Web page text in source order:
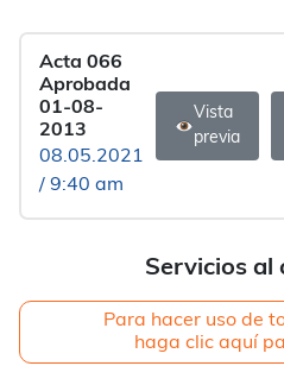
Servicios al
Para hacer uso de
haga clic aquí
Acta 066
Aprobada
01-08-
2013
08.05.2021
/ 9:40 am
Vista
previa